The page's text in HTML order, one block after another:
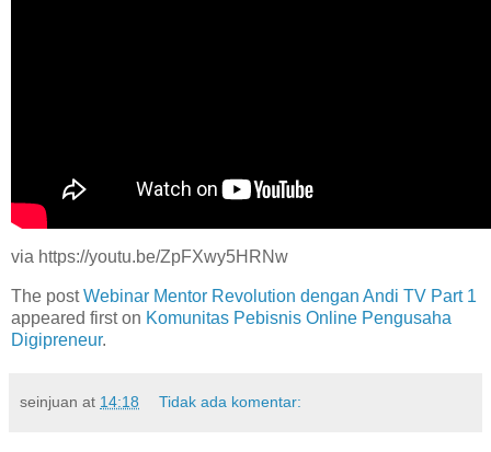
via https://youtu.be/ZpFXwy5HRNw
The postWebinar Mentor Revolution dengan Andi TV Part 1
appeared first on Komunitas Pebisnis Online Pengusaha
Digipreneur.
seinjuan at 14:18 Tidak ada komentar: